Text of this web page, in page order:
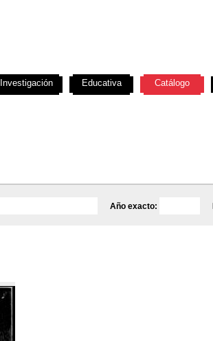
Año exacto:
Investigación Educativa Catálogo